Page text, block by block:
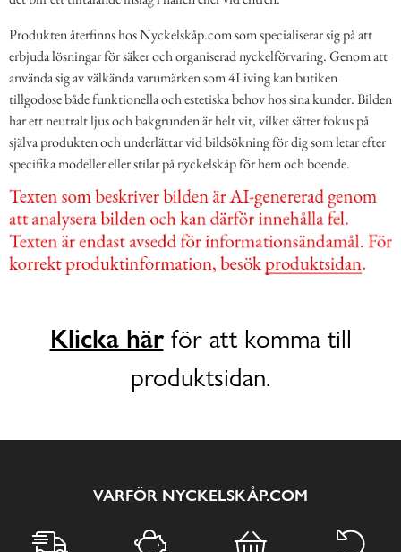
Produkten återfinns hos Nyckelskåp.com som specialiserar sig på att
erbjuda lösningar för säker och organiserad nyckelförvaring. Genom att
använda sig av välkända varumärken som 4Living kan butiken
tillgodose både funktionella och estetiska behov hos sina kunder. Bilden
har ett neutralt ljus och bakgrunden är helt vit, vilket sätter fokus på
själva produkten och underlättar vid bildsökning för dig som letar efter
specifika modeller eller stilar på nyckelskåp för hem och boende.
Klicka härför att komma till
produktsidan.
VARFÖR NYCKELSKÅP.COM